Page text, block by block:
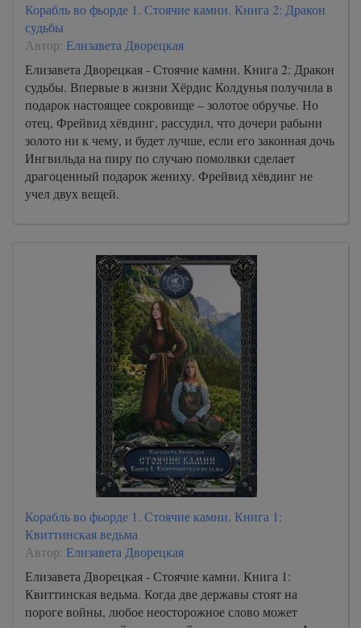
Корабль во фьорде 1. Стоячие камни. Книга 2: Дракон
судьбы
Автор: Елизавета Дворецкая
Елизавета Дворецкая - Стоячие камни. Книга 2: Дракон
судьбы. Впервые в жизни Хёрдис Колдунья получила в
подарок настоящее сокровище – золотое обручье. Но
отец, Фрейвид хёвдинг, рассудил, что дочери рабыни
золото ни к чему, и будет лучше, если его законная дочь
Ингвильда на пиру по случаю помолвки сделает
драгоценный подарок жениху. Фрейвид хёвдинг не
учел двух вещей.
Корабль во фьорде 1. Стоячие камни. Книга 1:
Квиттинская ведьма
Автор: Елизавета Дворецкая
Елизавета Дворецкая - Стоячие камни. Книга 1:
Квиттинская ведьма. Когда две державы стоят на
пороге войны, любое неосторожное слово может